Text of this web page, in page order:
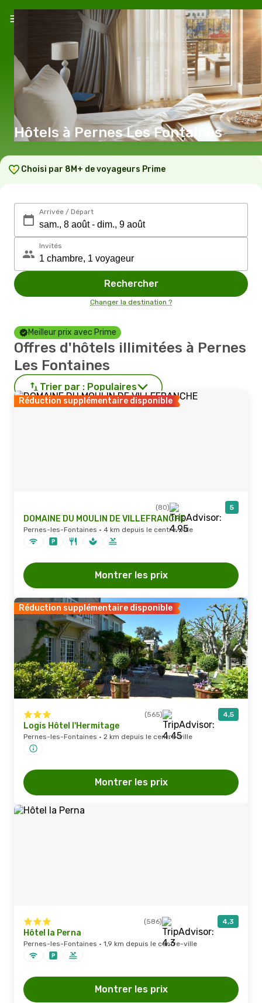
Hôtels à Pernes Les Fontaines
Choisi par 8M+ de voyageurs Prime
Arrivée / Départ
Invités
Rechercher
Changer la destination ?
Meilleur prix avec Prime
Offres d'hôtels illimitées à Pernes
Les Fontaines
Trier par : Populaires
Réduction supplémentaire disponible
(80) 5
DOMAINE DU MOULIN DE VILLEFRANCHE
Pernes-les-Fontaines · 4 km depuis le centre-ville
Montrer les prix
Réduction supplémentaire disponible
(565) 4,5
Logis Hôtel l'Hermitage
Pernes-les-Fontaines · 2 km depuis le centre-ville
Montrer les prix
(586) 4,3
Hôtel la Perna
Pernes-les-Fontaines · 1,9 km depuis le centre-ville
Montrer les prix